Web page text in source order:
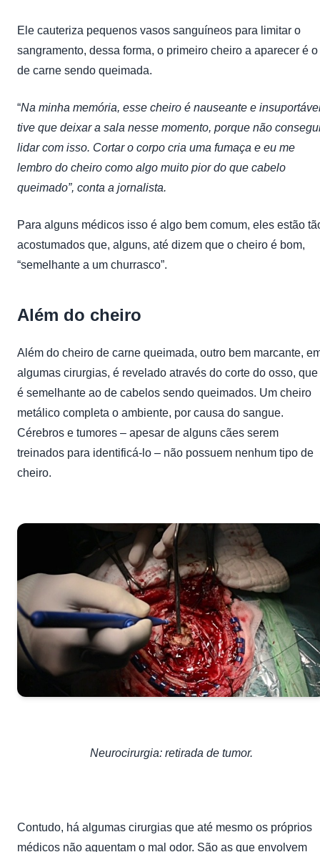
Ele cauteriza pequenos vasos sanguíneos para limitar o
sangramento, dessa forma, o primeiro cheiro a aparecer é o
de carne sendo queimada.
“Na minha memória, esse cheiro é nauseante e
tive que deixar a sala nesse momento, porque não
lidar com isso. Cortar o corpo cria uma fumaça e eu me
lembro do cheiro como algo muito pior do que cabelo
queimado”, conta a jornalista.
Para alguns médicos isso é algo bem comum, eles estão
acostumados que, alguns, até dizem que o cheiro é bom,
“semelhante a um churrasco”.
Além do cheiro
Além do cheiro de carne queimada, outro bem marcante,
algumas cirurgias, é revelado através do corte do osso, que
é semelhante ao de cabelos sendo queimados. Um cheiro
metálico completa o ambiente, por causa do sangue.
Cérebros e tumores – apesar de alguns cães serem
treinados para identificá-lo – não possuem nenhum tipo de
cheiro.
Neurocirurgia: retirada de tumor.
Contudo, há algumas cirurgias que até mesmo os próprios
médicos não aguentam o mal odor. São as que envolvem